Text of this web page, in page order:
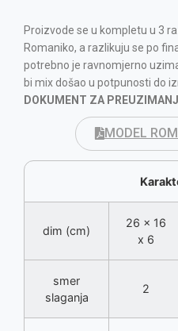
Proizvode se u kompletu u 3
Romaniko, a razlikuju se po
potrebno je ravnomjerno
bi mix došao u potpunosti do
DOKUMENT ZA
MODEL
dim (cm)
26 x 16
x 6
smer
slaganja
2